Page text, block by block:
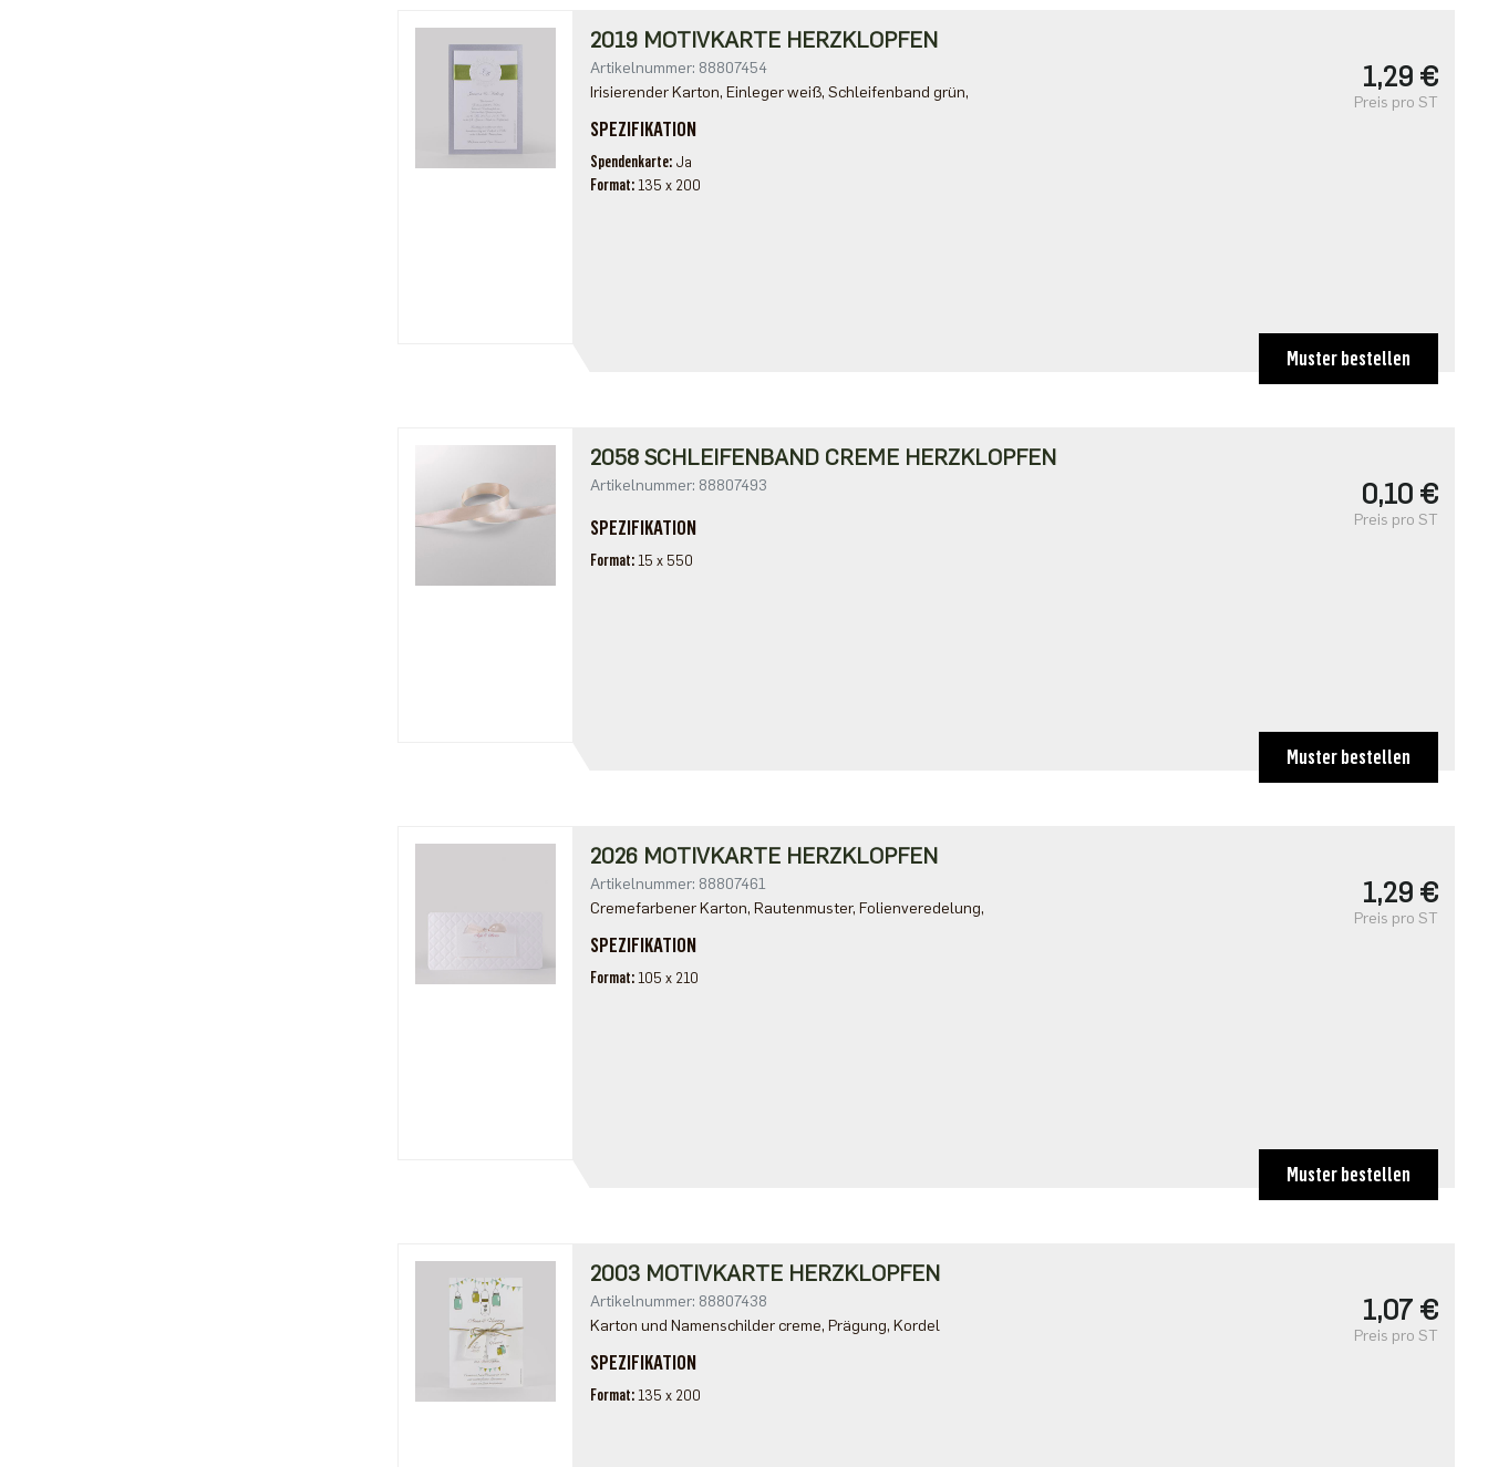
2019 MOTIVKARTE HERZKLOPFEN
Artikelnummer: 88807454
Irisierender Karton, Einleger weiß, Schleifenband grün,
SPEZIFIKATION
Spendenkarte Ja
Format 135 x 200
1,29 €
Preis pro ST
Muster bestellen
2058 SCHLEIFENBAND CREME HERZKLOPFEN
Artikelnummer: 88807493
SPEZIFIKATION
Format 15 x 550
0,10 €
Preis pro ST
Muster bestellen
2026 MOTIVKARTE HERZKLOPFEN
Artikelnummer: 88807461
Cremefarbener Karton, Rautenmuster, Folienveredelung,
SPEZIFIKATION
Format 105 x 210
1,29 €
Preis pro ST
Muster bestellen
2003 MOTIVKARTE HERZKLOPFEN
Artikelnummer: 88807438
Karton und Namenschilder creme, Prägung, Kordel
SPEZIFIKATION
Format 135 x 200
1,07 €
Preis pro ST